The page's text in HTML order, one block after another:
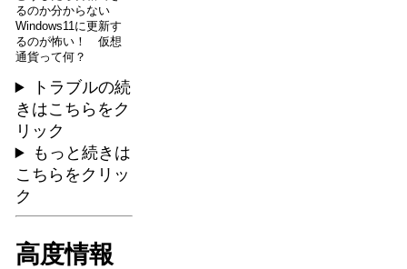
るのか分からない
Windows11に更新す
るのが怖い！ 仮想
通貨って何？
トラブルの続
きはこちらをク
リック
もっと続きは
こちらをクリッ
ク
高度情報